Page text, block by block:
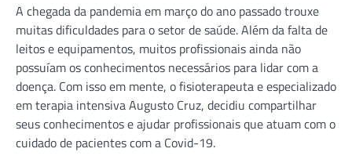
A chegada da pandemia em março do ano passado trouxe
muitas dificuldades para o setor de saúde. Além da falta de
leitos e equipamentos, muitos profissionais ainda não
possuíam os conhecimentos necessários para lidar com a
doença. Com isso em mente, o fisioterapeuta e especializado
em terapia intensiva Augusto Cruz, decidiu compartilhar
seus conhecimentos e ajudar profissionais que atuam com o
cuidado de pacientes com a Covid-19.